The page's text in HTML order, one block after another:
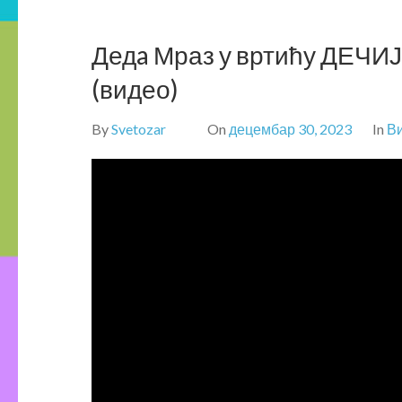
Дедa Мраз у вртићу
(видео)
BySvetozar On децембар 30, 2023 In